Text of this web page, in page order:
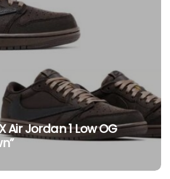
Air Jordan 1 Low OG